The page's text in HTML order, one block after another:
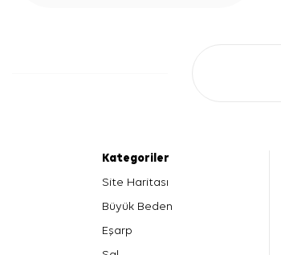
Kategoriler
Site Haritası
Büyük Beden
Eşarp